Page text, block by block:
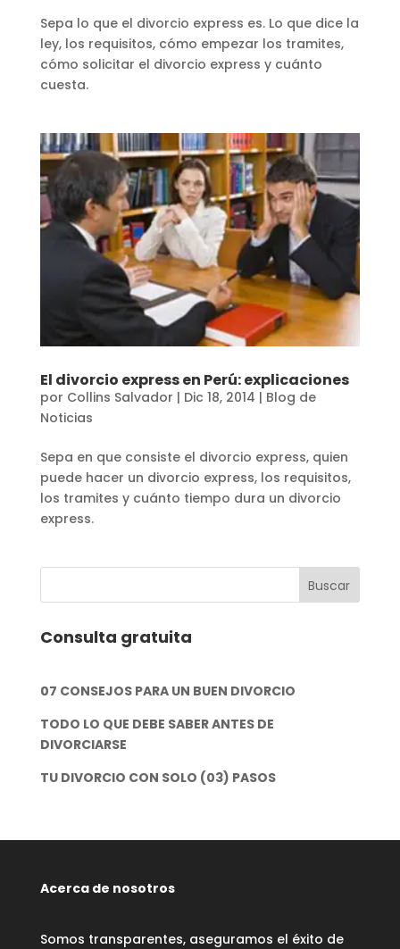
Sepa lo que el divorcio express es. Lo que dice la
ley, los requisitos, cómo empezar los tramites,
cómo solicitar el divorcio express y cuánto
cuesta.
El divorcio express en Perú: explicaciones
por Collins Salvador | Dic 18, 2014 | Blog de
Noticias
Sepa en que consiste el divorcio express, quien
puede hacer un divorcio express, los requisitos,
los tramites y cuánto tiempo dura un divorcio
express.
Consulta gratuita
07 CONSEJOS PARA UN BUEN DIVORCIO
TODO LO QUE DEBE SABER ANTES DE
DIVORCIARSE
TU DIVORCIO CON SOLO (03) PASOS
Acerca de nosotros
Somos transparentes, aseguramos el éxito de